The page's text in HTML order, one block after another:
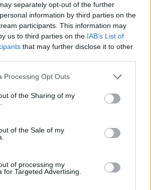
separately opt-out of the further
information by third parties on the
participants. This information may
us to third parties on the IAB’s List of
that may further disclose it to other
Processing Opt Outs
of the Sharing of my
of the Sale of my
of processing my
for Targeted Advertising.
за първи път